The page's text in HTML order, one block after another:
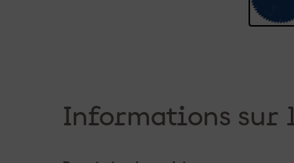
Informations sur